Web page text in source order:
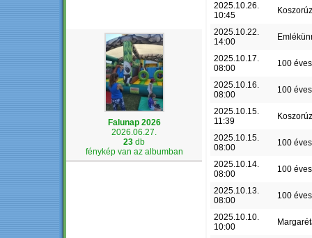
Falunap 2026
2026.06.27.
23 db
fénykép van az albumban
2025.10.26.
10:45
2025.10.22.
14:00
2025.10.17.
08:00
100
2025.10.16.
08:00
100
2025.10.15.
11:39
2025.10.15.
08:00
100
2025.10.14.
08:00
100
2025.10.13.
08:00
100
2025.10.10.
10:00